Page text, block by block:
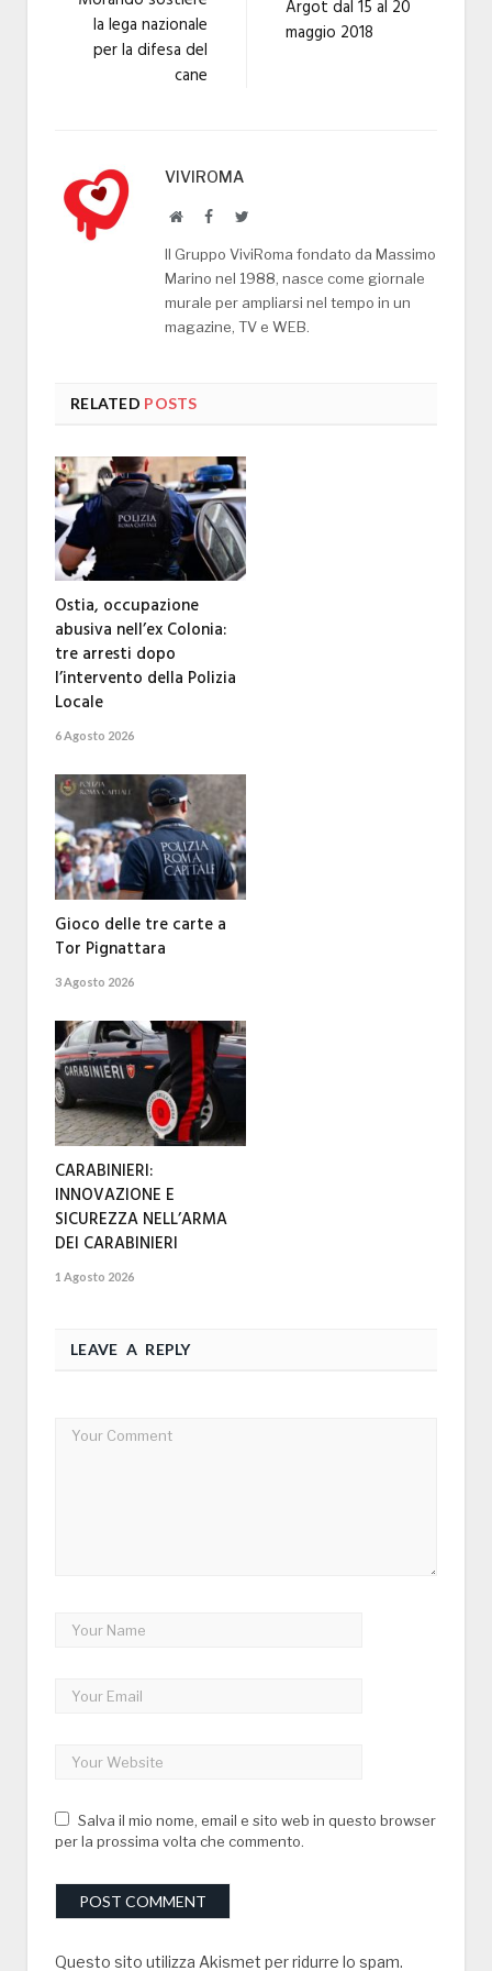
la lega nazionale
per la difesa del
cane
Argot dal 15 al 20
maggio 2018
VIVIROMA
WebsiteFacebookTwitter
Il Gruppo ViviRoma fondato da Massimo
Marino nel 1988, nasce come giornale
murale per ampliarsi nel tempo in un
magazine, TV e WEB.
RELATED POSTS
Ostia, occupazione
abusiva nell’ex Colonia:
tre arresti dopo
l’intervento della Polizia
Locale
6 Agosto 2026
Gioco delle tre carte a
Tor Pignattara
3 Agosto 2026
CARABINIERI:
INNOVAZIONE E
SICUREZZA NELL’ARMA
DEI CARABINIERI
1 Agosto 2026
LEAVE A REPLY
Salva il mio nome, email e sito web in questo browser
per la prossima volta che commento.
Questo sito utilizza Akismet per ridurre lo spam.